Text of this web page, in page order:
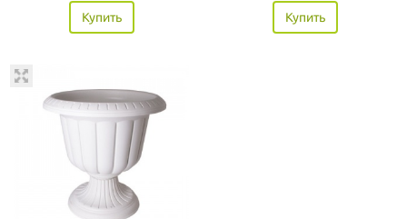
Купить Купить